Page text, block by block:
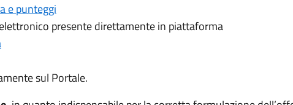
e punteggi
presente direttamente in piattaforma
sul Portale.